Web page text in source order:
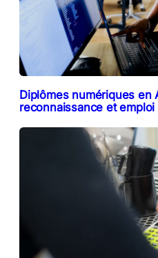
Diplômes numériques en
reconnaissance et emploi